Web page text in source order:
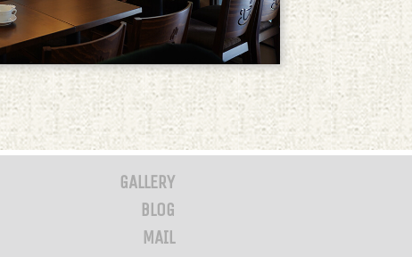
GALLERY
BLOG
MAIL